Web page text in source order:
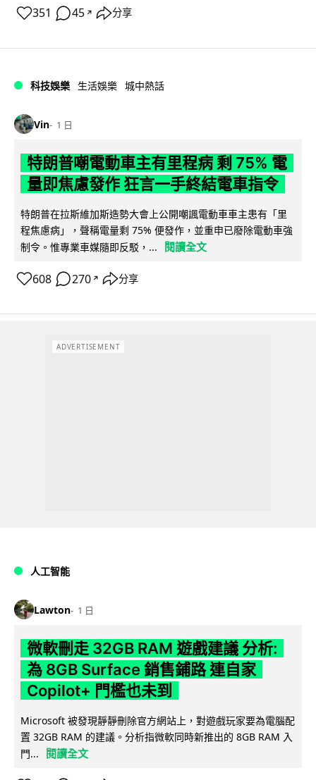
351 45 ↗ 分享
科技娛樂 生活娛樂 城中熱話
Vin 1 日
特朗普嘲電動車主有里程病 剩 75% 電
量即焦慮發作 狂言一手終結電車指令
特朗普在拉斯維加斯造勢大會上公開嘲諷電動車車主患有「里
程焦慮病」，聲稱電量剩 75% 便發作，並重申已廢除電動車強
制令。惟專業車媒隨即反駁，...
閱讀全文
608 270 ↗ 分享
ADVERTISEMENT
人工智能
Lawton 1 日
微軟刪走 32GB RAM 遊戲建議 分析:
為 8GB Surface 銷售鋪路 連自家
Copilot+ 門檻也未到
Microsoft 被發現靜靜刪除官方網站上，對遊戲玩家要為電腦配
置 32GB RAM 的建議。分析指微軟同時新推出的 8GB RAM 入
門...
閱讀全文